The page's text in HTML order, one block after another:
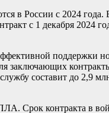
в России с 2024 года.
с 1 декабря 2024
поддержки
заключающих
составит до 2,9
Срок контракта в